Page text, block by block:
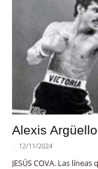
Alexis
- 12/11/2024
JESÚS COVA. Las